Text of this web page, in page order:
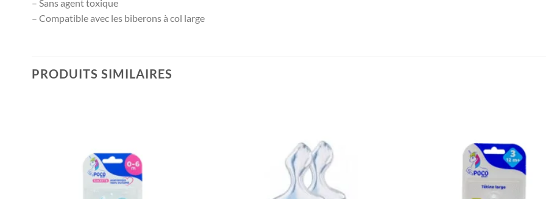
– Sans agent toxique
– Compatible avec les biberons à col large
PRODUITS SIMILAIRES